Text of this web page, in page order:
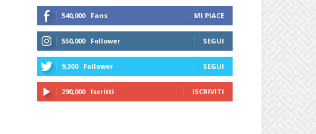
540,000 Fans MI PIACE
550,000 Follower SEGUI
9,300 Follower SEGUI
290,000 Iscritti ISCRIVITI